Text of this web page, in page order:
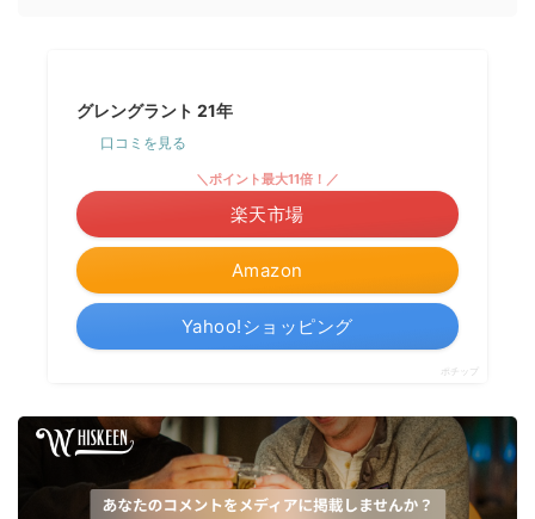
グレングラント 21年
口コミを見る
Amazon
＼ポイント最大11倍！／
楽天市場
Yahoo!ショッピング
ポチップ